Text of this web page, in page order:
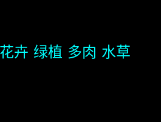
花卉 绿植 多肉 水草